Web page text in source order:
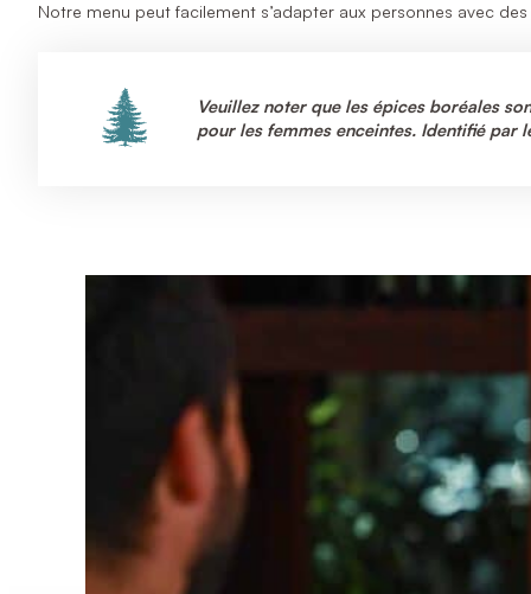
Notre menu peut facilement s’adapter aux personnes avec
Veuillez noter que les épices boréales
pour les femmes enceintes. Identifié par